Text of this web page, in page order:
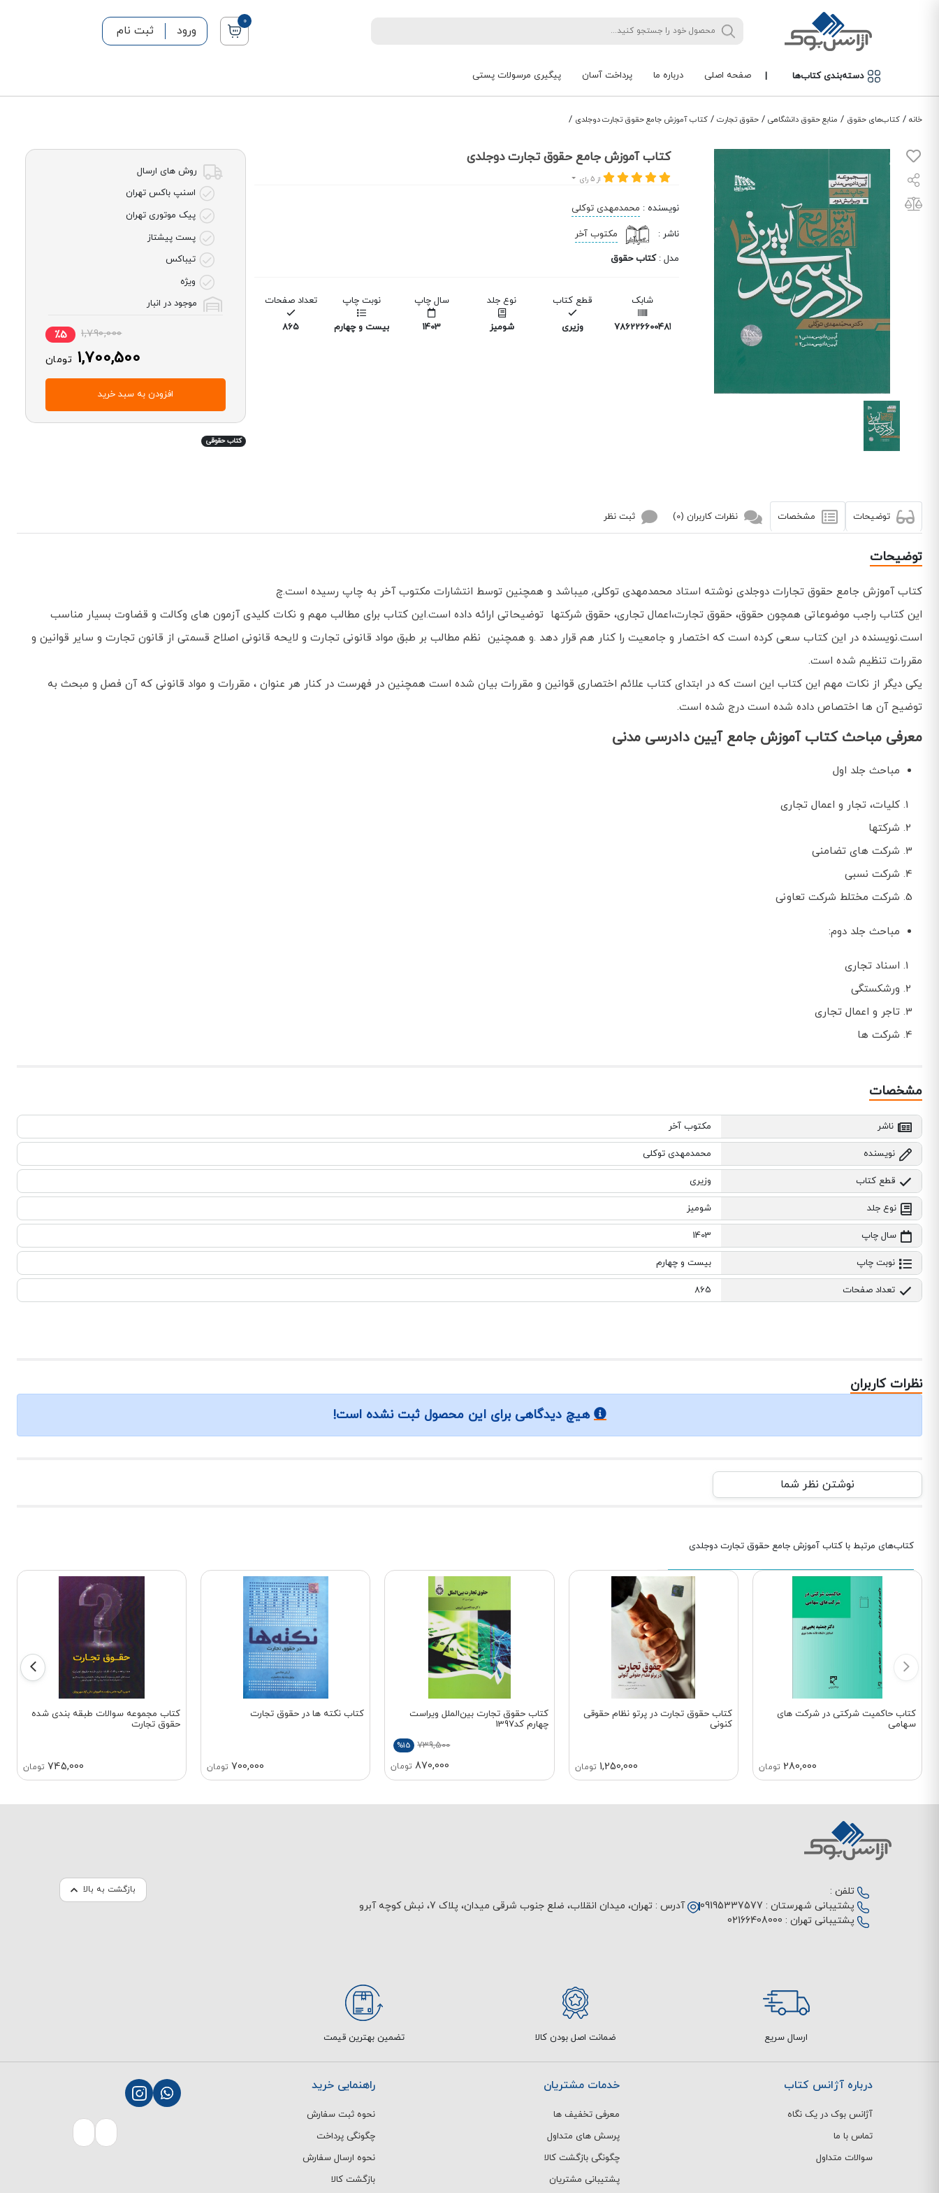
0
ورود ثبت نام
دسته‌بندی کتاب‌ها | صفحه اصلی درباره ما پرداخت آسان پیگیری مرسولات پستی
خانه / کتاب‌های حقوق / منابع حقوق دانشگاهی / حقوق تجارت / کتاب آموزش جامع حقوق تجارت دوجلدی /
کتاب آموزش جامع حقوق تجارت دوجلدی
از 5 رای
نویسنده : محمدمهدی توکلی
ناشر :
مکتوب آخر
مدل :کتاب حقوق
شابک
9786226600484
قطع کتاب
وزیری
نوع جلد
شومیز
سال چاپ
1403
نوبت چاپ
بیست و چهارم
تعداد صفحات
865
روش های ارسال
اسنپ باکس تهران
پیک موتوری تهران
پست پیشتاز
تیباکس
ویژه
موجود در انبار
1,790,000 ٪5
1,700,500 تومان
افزودن به سبد خرید
کتاب‌ حقوقی
توضیحات مشخصات نظرات کاربران (0) ثبت نظر
توضیحات
کتاب آموزش جامع حقوق تجارات دوجلدی نوشته استاد محمدمهدی توکلی, میباشد و همچنین توسط انتشارات مکتوب آخر به چاپ رسیده است.چ
این کتاب راجب موضوعاتی همچون حقوق، حقوق تجارت،اعمال تجاری، حقوق شرکتها توضیحاتی ارائه داده است.این کتاب برای مطالب مهم و نکات کلیدی آزمون های وکالت و قضاوت بسیار مناسب
است.نویسنده در این کتاب سعی کرده است که اختصار و جامعیت را کنار هم قرار دهد .و همچنین نظم مطالب بر طبق مواد قانونی تجارت و لایحه قانونی اصلاح قسمتی از قانون تجارت و سایر قوانین و
مقررات تنظیم شده است.
یکی دیگر از نکات مهم این کتاب این است که در ابتدای کتاب علائم اختصاری قوانین و مقررات بیان شده است همچنین در فهرست در کنار هر عنوان ، مقررات و مواد قانونی که آن فصل و مبحث به
توضیح آن ها اختصاص داده شده است درج شده است.
معرفی مباحث کتاب آموزش جامع آیین دادرسی مدنی
مباحث جلد اول
کلیات، تجار و اعمال تجاری
شرکتها
شرکت های تضامنی
شرکت نسبی
شرکت مختلط شرکت تعاونی
مباحث جلد دوم:
اسناد تجاری
ورشکستگی
تاجر و اعمال تجاری
شرکت ها
مشخصات
ناشر مکتوب آخر
نویسنده محمدمهدی توکلی
قطع کتاب وزیری
نوع جلد شومیز
سال چاپ 1403
نوبت چاپ بیست و چهارم
تعداد صفحات 865
نظرات کاربران
هیچ دیدگاهی برای این محصول ثبت نشده است!
نوشتن نظر شما
کتاب‌های مرتبط با کتاب آموزش جامع حقوق تجارت دوجلدی
کتاب حاکمیت شرکتی در شرکت های
سهامی
280,000 تومان
کتاب حقوق تجارت در پرتو نظام حقوقی
کنونی
1,250,000 تومان
کتاب حقوق تجارت بین‌الملل ویراست
چهارم کد1397
739,500
%15
870,000 تومان
کتاب نکته ها در حقوق تجارت
700,000 تومان
کتاب مجموعه سوالات طبقه بندی شده
حقوق تجارت
745,000 تومان
بازگشت به بالا
تلفن :
پشتیبانی شهرستان : 09195337577
پشتیبانی تهران : 02166408000
آدرس : تهران، میدان انقلاب، ضلع جنوب شرقی میدان، پلاک 7، نبش کوچه آبرو
ارسال سریع ضمانت اصل بودن کالا تضمین بهترین قیمت
درباره آژانس کتاب
آژانس بوک در یک نگاه
تماس با ما
سوالات متداول
خدمات مشتریان
معرفی تخفیف ها
پرسش های متداول
چگونگی بازگشت کالا
پشتیبانی مشتریان
راهنمایی خرید
نحوه ثبت سفارش
چگونگی پرداخت
نحوه ارسال سفارش
بازگشت کالا